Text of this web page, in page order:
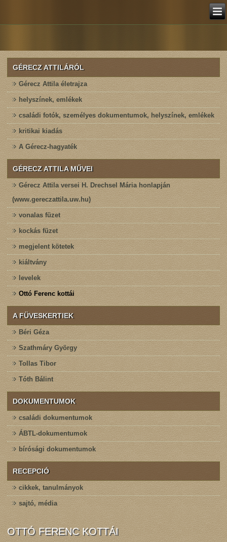
GÉRECZ ATTILÁRÓL
Gérecz Attila életrajza
helyszínek, emlékek
családi fotók, személyes dokumentumok, helyszínek, emlékek
kritikai kiadás
A Gérecz-hagyaték
GÉRECZ ATTILA MŰVEI
Gérecz Attila versei H. Drechsel Mária honlapján
(www.gereczattila.uw.hu)
vonalas füzet
kockás füzet
megjelent kötetek
kiáltvány
levelek
Ottó Ferenc kottái
A FÜVESKERTIEK
Béri Géza
Szathmáry György
Tollas Tibor
Tóth Bálint
DOKUMENTUMOK
családi dokumentumok
ÁBTL-dokumentumok
bírósági dokumentumok
RECEPCIÓ
cikkek, tanulmányok
sajtó, média
OTTÓ FERENC KOTTÁI